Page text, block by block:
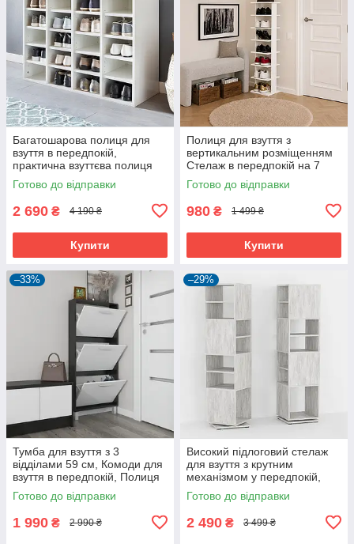
Багатошарова полиця для
взуття в передпокій,
практична взуттєва полиця
на 20 відділень в
роздягальню з ЛДСП
Готово до відправки
2 690 ₴ 4 190 ₴
Купити
Полиця для взуття з
вертикальним розміщенням
Стелаж в передпокій на 7
секцій
Готово до відправки
980 ₴ 1 499 ₴
Купити
–33%
Тумба для взуття з 3
відділами 59 см, Комоди для
взуття в передпокій, Полиця
для взуття збоку в коридор
Готово до відправки
1 990 ₴ 2 990 ₴
–29%
Високий підлоговий стелаж
для взуття з крутним
механізмом у передпокій,
взуттєва полиця для дому на
7 осередків
Готово до відправки
2 490 ₴ 3 499 ₴